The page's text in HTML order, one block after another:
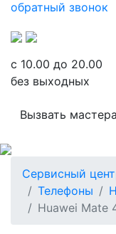
обратный звонок
с 10.00 до 20.00
без выходных
Вызвать мастера
Сервисный
Телефоны
Huawei Mate